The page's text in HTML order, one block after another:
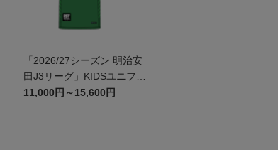
「2026/27シーズン 明治安
田J3リーグ」KIDSユニフォ
ームGK1st
11,000円～15,600円